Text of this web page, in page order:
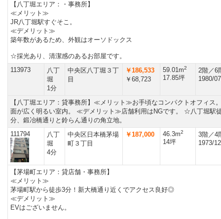
【八丁堀エリア：・事務所】
≪メリット≫
JR八丁堀駅すぐそこ。
≪デメリット≫
築年数があるため、外観はオーソドックス
☆採光あり、清潔感のあるお部屋です。
113973
八丁
堀
1分
中央区八丁堀３丁
目
￥186,533
￥68,723
59.01m2
17.85坪
2階／6
1980/07
【八丁堀エリア：貸事務所】≪メリット≫お手頃なコンパクトオフィス
面が広く明るい室内。 ≪デメリット≫店舗利用はNGです。 ☆八丁堀駅
分、鍛冶橋通りと鈴らん通りの角立地。
111794
八丁
堀
4分
中央区日本橋茅場
町３丁目
￥187,000 46.3m2
14坪
3階／4
1973/12
【茅場町エリア：貸店舗・事務所】
≪メリット≫
茅場町駅から徒歩3分！新大橋通り近くでアクセス良好◎
≪デメリット≫
EVはございません。